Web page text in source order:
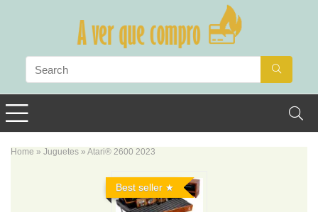
Home » Juguetes » Atari® 2600 2023
Best seller